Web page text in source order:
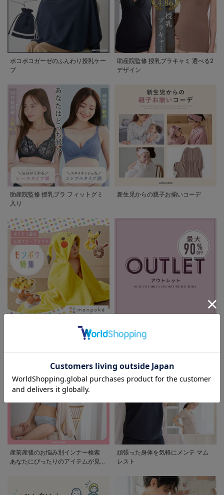
ポコポコガーゼのふんわり授乳ケー
プ
助産院監修 授乳ブラキャミ 選べる2
デザイン
助産院監修 授乳ブラ フィットグミ
入り
新生児からの親子お揃いコーデ
産前産後のお悩み別インナー検索
あなたにぴったりのアイテムが見つ
頑張った身体を気軽にメンテ マム
レスト